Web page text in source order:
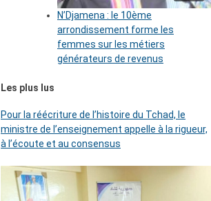
N’Djamena : le 10ème
arrondissement forme les
femmes sur les métiers
générateurs de revenus
Les plus lus
Pour la réécriture de l’histoire du Tchad, le
ministre de l’enseignement appelle à la rigueur,
à l’écoute et au consensus